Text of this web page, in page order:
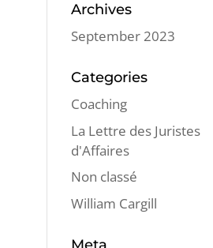
Archives
September 2023
Categories
Coaching
La Lettre des Juristes
d'Affaires
Non classé
William Cargill
Meta